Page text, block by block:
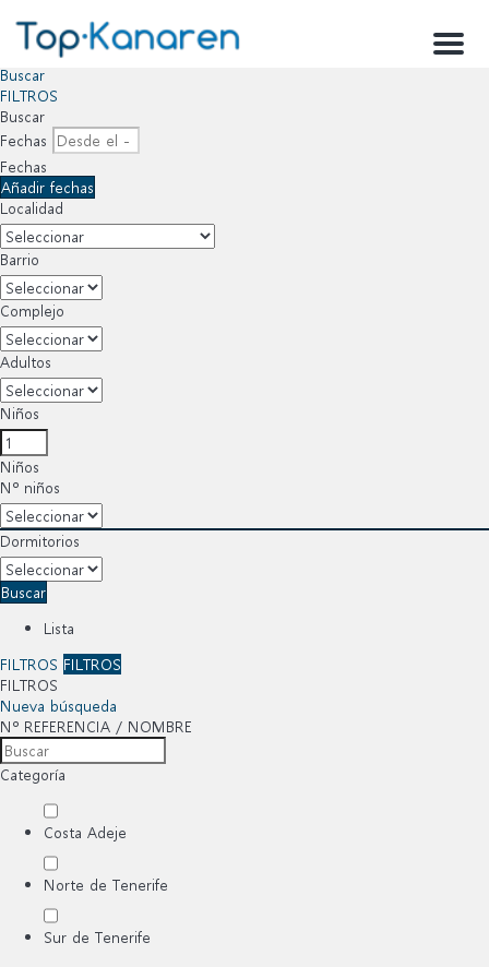
Menu
Buscar
FILTROS
Buscar
Fechas
Fechas
Añadir fechas
Localidad
Barrio
Complejo
Adultos
Niños
Niños
Nº niños
Dormitorios
Buscar
Lista
FILTROS FILTROS
FILTROS
Nueva búsqueda
Nº REFERENCIA / NOMBRE
Categoría
Costa Adeje
Norte de Tenerife
Sur de Tenerife